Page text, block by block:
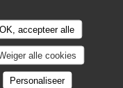
OK, accepteer alle
alle cookies
Personaliseer
in een nieuw venster))